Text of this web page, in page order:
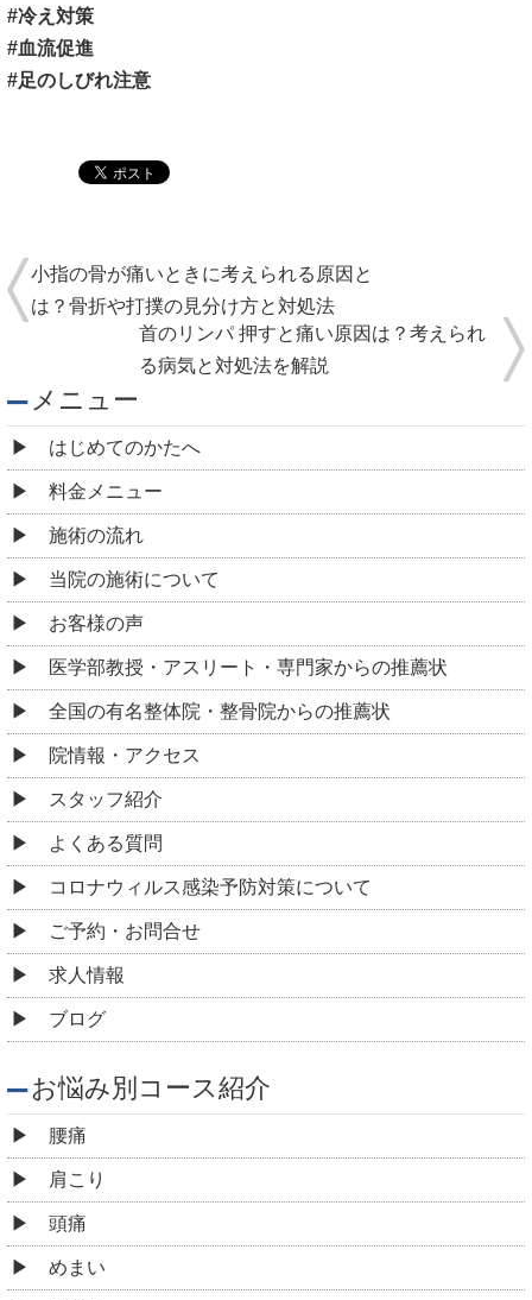
#冷え対策
#血流促進
#足のしびれ注意
小指の骨が痛いときに考えられる原因と
は？骨折や打撲の見分け方と対処法
首のリンパ 押すと痛い原因は？考えられ
る病気と対処法を解説
メニュー
はじめてのかたへ
料金メニュー
施術の流れ
当院の施術について
お客様の声
医学部教授・アスリート・専門家からの推薦状
全国の有名整体院・整骨院からの推薦状
院情報・アクセス
スタッフ紹介
よくある質問
コロナウィルス感染予防対策について
ご予約・お問合せ
求人情報
ブログ
お悩み別コース紹介
腰痛
肩こり
頭痛
めまい